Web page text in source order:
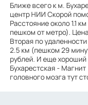
Ближе всего к м.
центр НИИ Скорой
Расстояние около 1.1
пешком от метро).
Вторая по
2.5 км (пешком 29
рублей. И еще хороший
Бухарестская -
головного мозга тут